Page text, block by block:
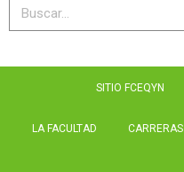
SITIO FCEQYN
LA FACULTAD CARRERAS